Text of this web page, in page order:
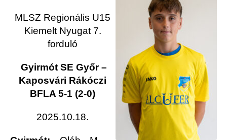
MLSZ Regionális U15
Kiemelt Nyugat 7.
forduló
Gyirmót SE Győr –
Kaposvári Rákóczi
BFLA 5-1 (2-0)
2025.10.18.